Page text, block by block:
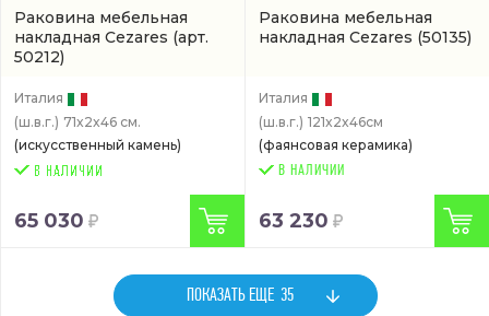
Раковина мебельная
накладная Cezares (арт.
50212)
Италия
(ш.в.г.) 71x2x46 см.
(искусственный камень)
65 030
Раковина мебельная
накладная Cezares (50135)
Италия
(ш.в.г.) 121x2x46см
(фаянсовая керамика)
В НАЛИЧИИ
63 230
ПОКАЗАТЬ ЕЩЕ 35